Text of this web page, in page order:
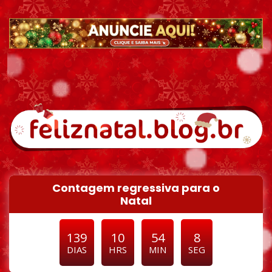
Pular para o conteúdo
Contagem regressiva para o
Natal
139
DIAS
10
HRS
54
MIN
6
SEG